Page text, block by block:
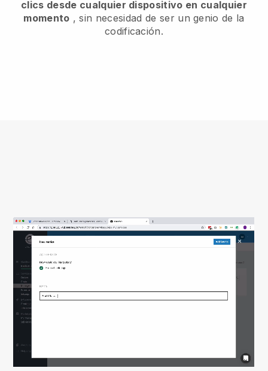
clics desde cualquier dispositivo en cualquier
momento , sin necesidad de ser un genio de la
codificación.